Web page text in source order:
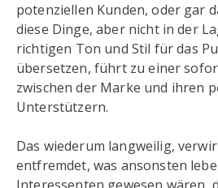
potenziellen Kunden, oder gar
diese Dinge, aber nicht in der
richtigen Ton und Stil für das
übersetzen, führt zu einer
zwischen der Marke und ihren
Unterstützern.
Das wiederum langweilig,
entfremdet, was ansonsten